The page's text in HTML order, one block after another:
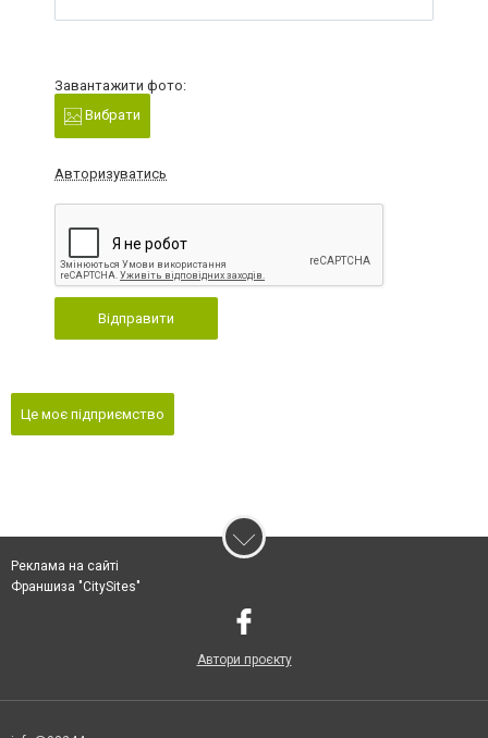
Завантажити фото:
Вибрати
Авторизуватись
Відправити
Це моє підприємство
Реклама на сайті
Франшиза "CitySites"
Автори проєкту